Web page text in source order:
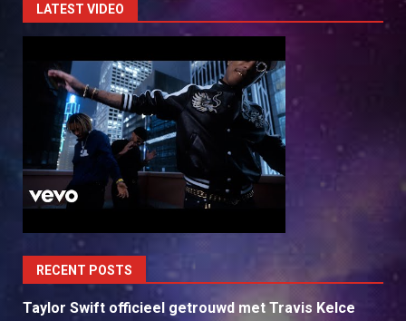
LATEST VIDEO
RECENT POSTS
Taylor Swift officieel getrouwd met Travis Kelce